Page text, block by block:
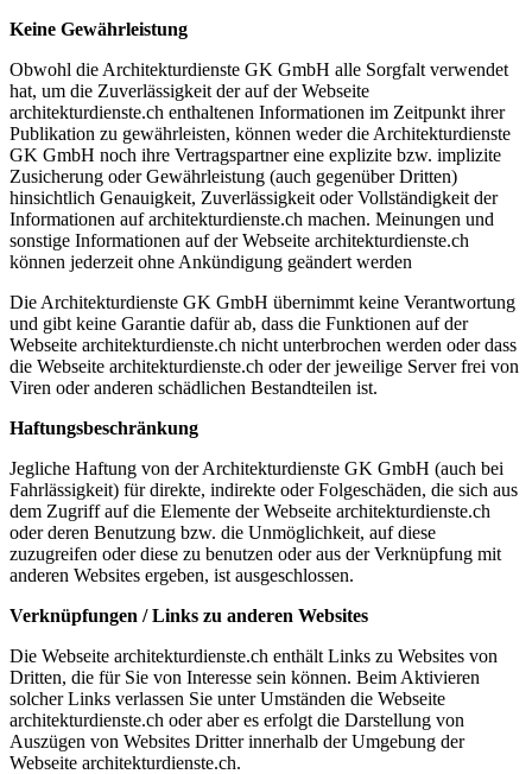
Keine Gewährleistung
Obwohl die Architekturdienste GK GmbH alle Sorgfalt verwendet
hat, um die Zuverlässigkeit der auf der Webseite
architekturdienste.ch enthaltenen Informationen im Zeitpunkt ihrer
Publikation zu gewährleisten, können weder die Architekturdienste
GK GmbH noch ihre Vertragspartner eine explizite bzw. implizite
Zusicherung oder Gewährleistung (auch gegenüber Dritten)
hinsichtlich Genauigkeit, Zuverlässigkeit oder Vollständigkeit der
Informationen auf architekturdienste.ch machen. Meinungen und
sonstige Informationen auf der Webseite architekturdienste.ch
können jederzeit ohne Ankündigung geändert werden
Die Architekturdienste GK GmbH übernimmt keine Verantwortung
und gibt keine Garantie dafür ab, dass die Funktionen auf der
Webseite architekturdienste.ch nicht unterbrochen werden oder dass
die Webseite architekturdienste.ch oder der jeweilige Server frei von
Viren oder anderen schädlichen Bestandteilen ist.
Haftungsbeschränkung
Jegliche Haftung von der Architekturdienste GK GmbH (auch bei
Fahrlässigkeit) für direkte, indirekte oder Folgeschäden, die sich aus
dem Zugriff auf die Elemente der Webseite architekturdienste.ch
oder deren Benutzung bzw. die Unmöglichkeit, auf diese
zuzugreifen oder diese zu benutzen oder aus der Verknüpfung mit
anderen Websites ergeben, ist ausgeschlossen.
Verknüpfungen / Links zu anderen Websites
Die Webseite architekturdienste.ch enthält Links zu Websites von
Dritten, die für Sie von Interesse sein können. Beim Aktivieren
solcher Links verlassen Sie unter Umständen die Webseite
architekturdienste.ch oder aber es erfolgt die Darstellung von
Auszügen von Websites Dritter innerhalb der Umgebung der
Webseite architekturdienste.ch.